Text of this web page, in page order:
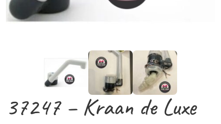
37247 – Kraan de Luxe